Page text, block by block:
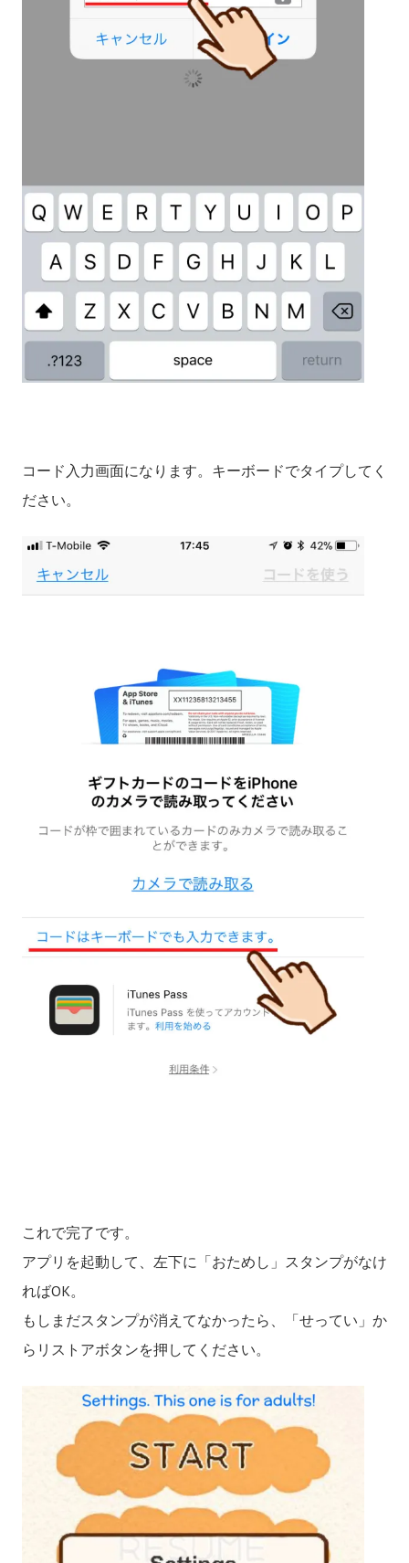
コード入力画面になります。キーボードでタイプしてく
ださい。
これで完了です。
アプリを起動して、左下に「おためし」スタンプがなけ
ればOK。
もしまだスタンプが消えてなかったら、「せってい」か
らリストアボタンを押してください。